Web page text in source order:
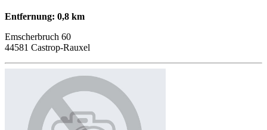
Entfernung: 0,8 km
Emscherbruch 60
44581 Castrop-Rauxel